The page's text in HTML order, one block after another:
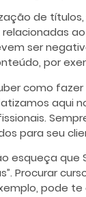
de
ser
por
como fazer
aqui
para seu
esqueça que
Procurar
pode te